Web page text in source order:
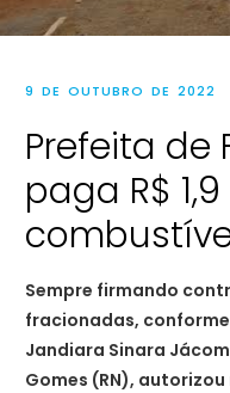
9 DE OUTUBRO DE 2022
Prefeita de
paga R$
Sempre firmando
fracionadas,
Jandiara Sinara
Gomes (RN), autorizou